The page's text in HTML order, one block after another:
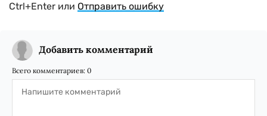
Ctrl+Enter или Отправить ошибку
Добавить комментарий
Всего комментариев: 0